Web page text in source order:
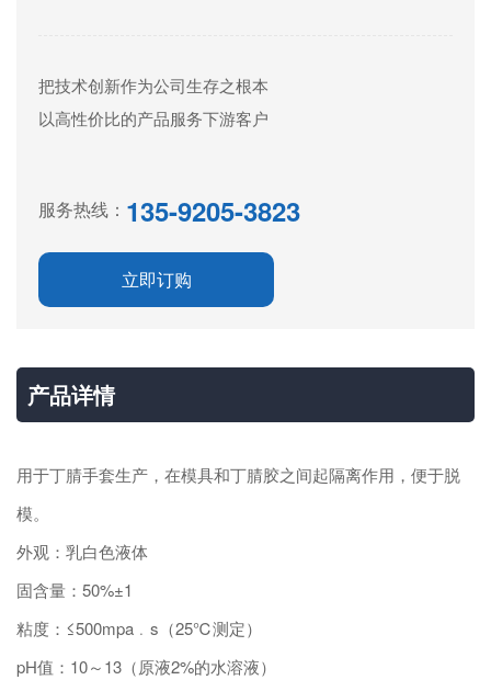
把技术创新作为公司生存之根本
以高性价比的产品服务下游客户
服务热线： 135-9205-3823
立即订购
产品详情
用于丁腈手套生产，在模具和丁腈胶之间起隔离作用，便于脱
模。
外观：乳白色液体
固含量：50%±1
粘度：≤500mpa﹒s（25℃测定）
pH值：10～13（原液2%的水溶液）